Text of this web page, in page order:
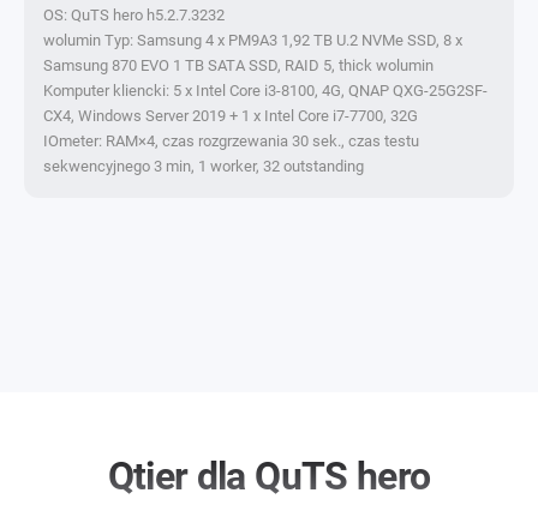
OS: QuTS hero h5.2.7.3232
wolumin Typ: Samsung 4 x PM9A3 1,92 TB U.2 NVMe SSD, 8 x
Samsung 870 EVO 1 TB SATA SSD, RAID 5, thick wolumin
Komputer kliencki: 5 x Intel Core i3-8100, 4G, QNAP QXG-25G2SF-
CX4, Windows Server 2019 + 1 x Intel Core i7-7700, 32G
IOmeter: RAM×4, czas rozgrzewania 30 sek., czas testu
sekwencyjnego 3 min, 1 worker, 32 outstanding
Qtier dla QuTS hero